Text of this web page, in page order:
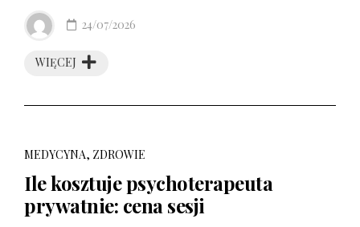
WIĘCEJ
24/07/2026
MEDYCYNA, ZDROWIE
Ile kosztuje psychoterapeuta
prywatnie: cena sesji